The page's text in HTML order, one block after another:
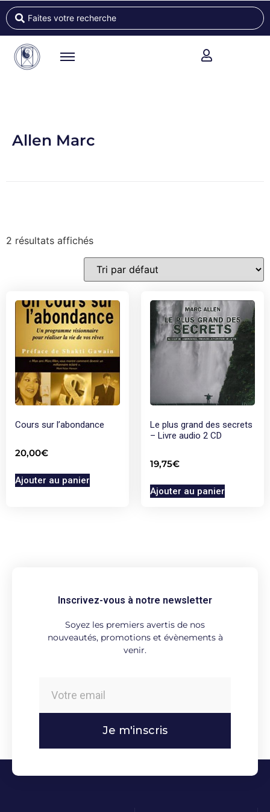
Allen Marc
2 résultats affichés
Cours sur l’abondance
20,00€
Ajouter au panier
Le plus grand des secrets
– Livre audio 2 CD
19,75€
Ajouter au panier
Inscrivez-vous à notre newsletter
Soyez les premiers avertis de nos
nouveautés, promotions et évènements à
venir.
Je m'inscris